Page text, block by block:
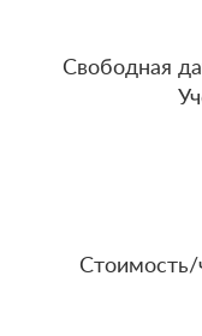
Cвободная
Стоимость/